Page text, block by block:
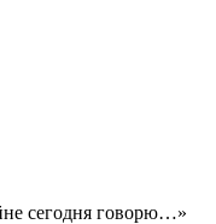
сегодня говорю…»